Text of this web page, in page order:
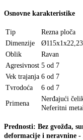
Osnovne karakteristike
Tip
Rezna ploča
Dimenzije
Oblik
Ravan
Agresivnost 5 od 7
Vek trajanja 6 od 7
Tvrodoća
6 od 7
Primena
Nerđajući
Neferitni
Prednosti: Bez gvožđa,
deformacije i neravnine -